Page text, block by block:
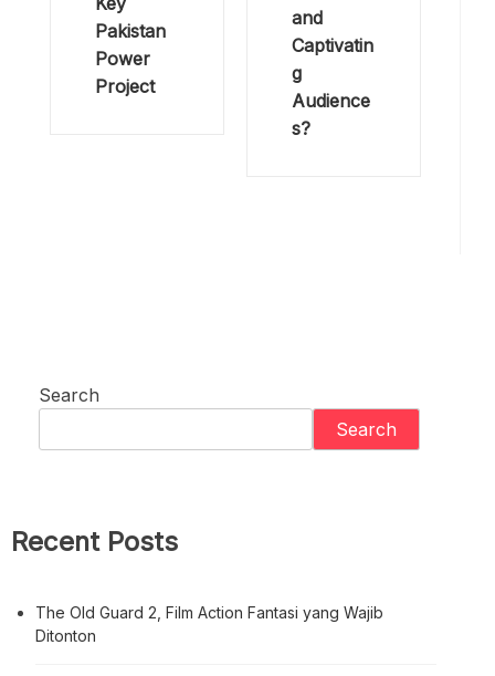
Pakistan
Power
Project
and
Captivatin
g
Audience
s?
Search
Search
Recent Posts
The Old Guard 2, Film Action Fantasi yang Wajib
Ditonton